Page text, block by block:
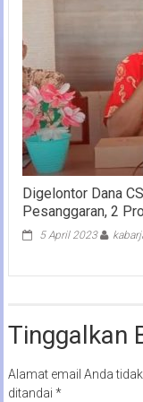
Digelontor Dana
Pesanggaran, 2
5 April 2023
Tinggalkan
Alamat email Anda
ditandai *